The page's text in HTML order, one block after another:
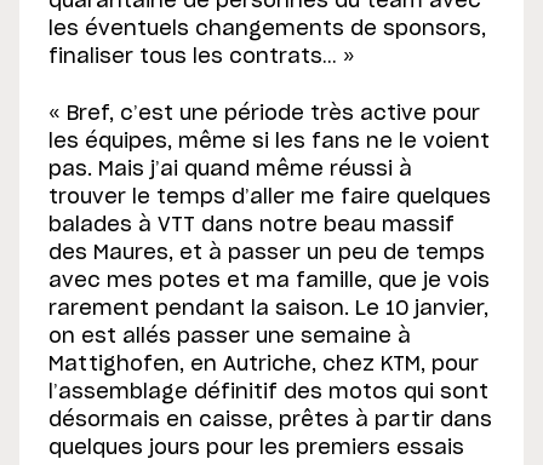
les éventuels changements de sponsors,
finaliser tous les contrats… »
« Bref, c’est une période très active pour
les équipes, même si les fans ne le voient
pas. Mais j’ai quand même réussi à
trouver le temps d’aller me faire quelques
balades à VTT dans notre beau massif
des Maures, et à passer un peu de temps
avec mes potes et ma famille, que je vois
rarement pendant la saison. Le 10 janvier,
on est allés passer une semaine à
Mattighofen, en Autriche, chez KTM, pour
l’assemblage définitif des motos qui sont
désormais en caisse, prêtes à partir dans
quelques jours pour les premiers essais